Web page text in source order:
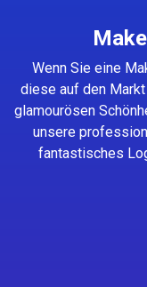
Wenn Sie eine
diese auf den
glamourösen
unsere
fantastisches